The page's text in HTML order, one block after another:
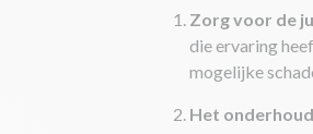
Zorg voor de
die ervaring
mogelijke
Het